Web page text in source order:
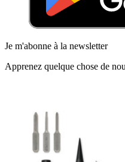
Je m'abonne à la newsletter
Apprenez quelque chose de